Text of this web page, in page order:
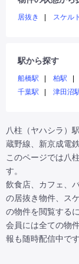
居抜き スケル
駅から探す
船橋駅 柏駅
千葉駅
津田沼
八柱（ヤハシラ）
蔵野線、新京成電
このページでは八
す。
飲食店、カフェ、
の居抜き物件、ス
の物件を閲覧する
会員には全ての物
報も随時配信中です